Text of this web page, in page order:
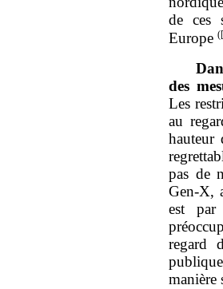
de ces
Europe(
des
Les
au
hauteur
pas de
Gen‑X,
est par
regard
manière